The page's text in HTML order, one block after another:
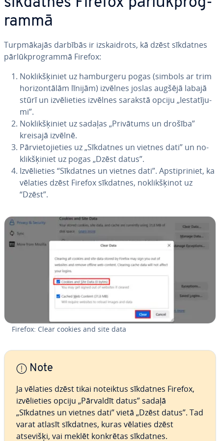
ram­mā
Turp­mā­ka­jās darbībās ir iz­skaid­rots, kā dzēst sīkdatnes
pār­lūkprog­ram­mā Firefox:
No­klik­šķi­niet uz ham­burge­ru pogas (simbols ar trim
ho­ri­zon­tā­lām līnijām) izvēlnes joslas augšējā labajā
stūrī un iz­vē­lie­ties izvēlnes sarakstā opciju „Ie­sta­tī­ju­
mi”.
No­klik­šķi­niet uz sadaļas „Privātums un drošība”
kreisajā izvēlnē.
Pār­vie­to­jie­ties uz „Sīkdatnes un vietnes dati” un no­
klik­šķi­niet uz pogas „Dzēst datus”.
Iz­vē­lie­ties “Sīkdatnes un vietnes dati”. Ap­stip­ri­niet, ka
vēlaties dzēst Firefox sīkdatnes, no­klik­šķi­not uz
“Dzēst”.
Firefox: Clear cookies and site data
Note
Ja vēlaties dzēst tikai noteiktus sīkdatnes Firefox,
iz­vē­lie­ties opciju „Pārvaldīt datus” sadaļā
„Sīkdatnes un vietnes dati” vietā „Dzēst datus”. Tad
varat atlasīt sīkdatnes, kuras vēlaties dzēst
atsevišķi, vai meklēt konkrētas sīkdatnes.